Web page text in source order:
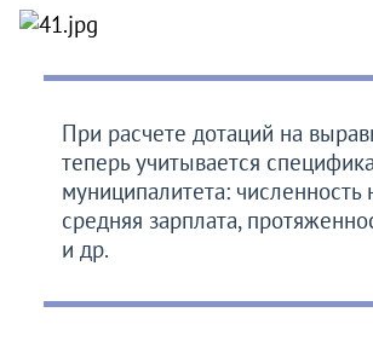
При расчете дотаций на
теперь учитывается
муниципалитета: численность
средняя зарплата,
и др.